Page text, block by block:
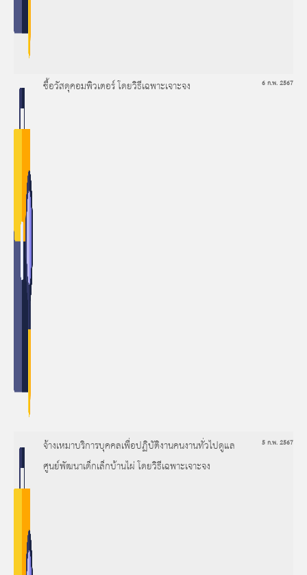
ซื้อวัสดุคอมพิวเตอร์ โดยวิธีเฉพาะเจาะจง 6 ก.พ. 2567
จ้างเหมาบริการบุคคลเพื่อปฏิบัติงานคนงานทั่วไปดูแล
ศูนย์พัฒนาเด็กเล็กบ้านไผ่ โดยวิธีเฉพาะเจาะจง
5 ก.พ. 2567